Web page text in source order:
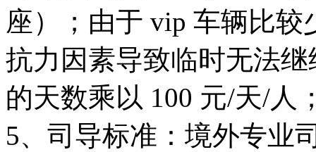
座）；由于 vip 车辆比
抗力因素导致临时无法
的天数乘以 100 元/天/人
5、司导标准：境外专业